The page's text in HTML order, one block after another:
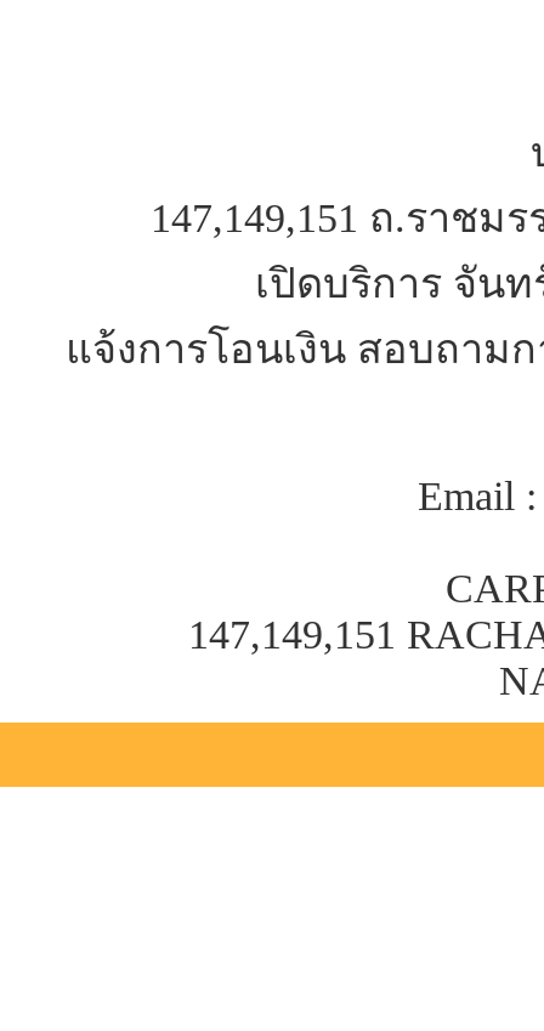
147,149,151 ถ.ราช
เปิดบริการ จันท
แจ้งการโอนเงิน สอบถามก
Email
147,149,151